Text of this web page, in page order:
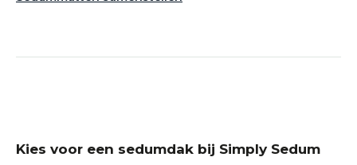
Kies voor een sedumdak bij Simply Sedum